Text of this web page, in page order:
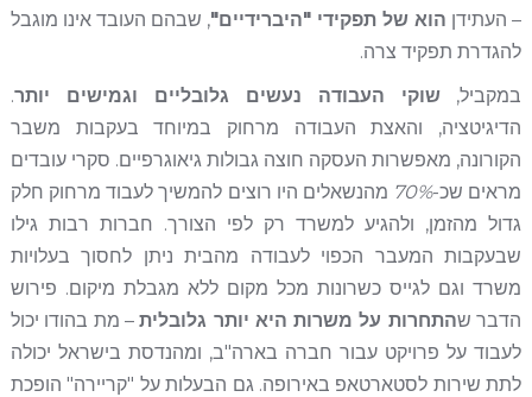
– העתידן הוא של תפקידי "היברידיים", שבהם העובד אינו מוגבל
להגדרת תפקיד צרה.
במקביל, שוקי העבודה נעשים גלובליים וגמישים יותר.
הדיגיטציה, והאצת העבודה מרחוק במיוחד בעקבות משבר
הקורונה, מאפשרות העסקה חוצה גבולות גיאוגרפיים. סקרי עובדים
מראים שכ-70% מהנשאלים היו רוצים להמשיך לעבוד מרחוק חלק
גדול מהזמן, ולהגיע למשרד רק לפי הצורך. חברות רבות גילו
שבעקבות המעבר הכפוי לעבודה מהבית ניתן לחסוך בעלויות
משרד וגם לגייס כשרונות מכל מקום ללא מגבלת מיקום. פירוש
הדבר שהתחרות על משרות היא יותר גלובלית– מת בהודו יכול
לעבוד על פרויקט עבור חברה בארה"ב, ומהנדסת בישראל יכולה
לתת שירות לסטארטאפ באירופה. גם הבעלות על "קריירה" הופכת